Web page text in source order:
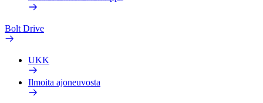
Bolt Drive
UKK
Ilmoita ajoneuvosta